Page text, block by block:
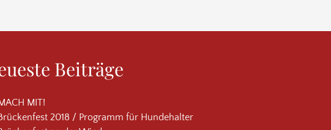
Beiträge
MIT!
2018 / Programm für Hundehalter